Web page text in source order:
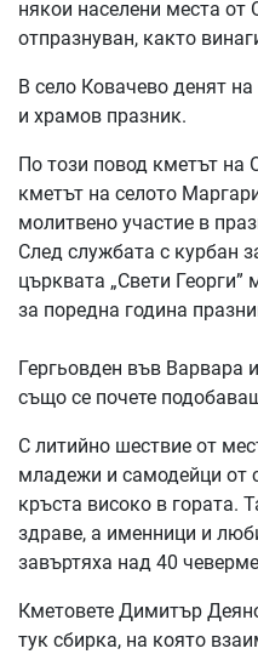
някои населени места
отпразнуван, както
В село Ковачево денят
и храмов празник.
По този повод кметът
кметът на селото
молитвено участие в
След службата с курбан
църквата „Свети Георги”
за поредна година
Гергьовден във Варвара
също се почете
С литийно шествие от
младежи и самодейци от
кръста високо в гората.
здраве, а именници и
завъртяха над 40
Кметовете Димитър
тук сбирка, на която